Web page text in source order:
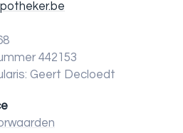
442153
Geert Decloedt